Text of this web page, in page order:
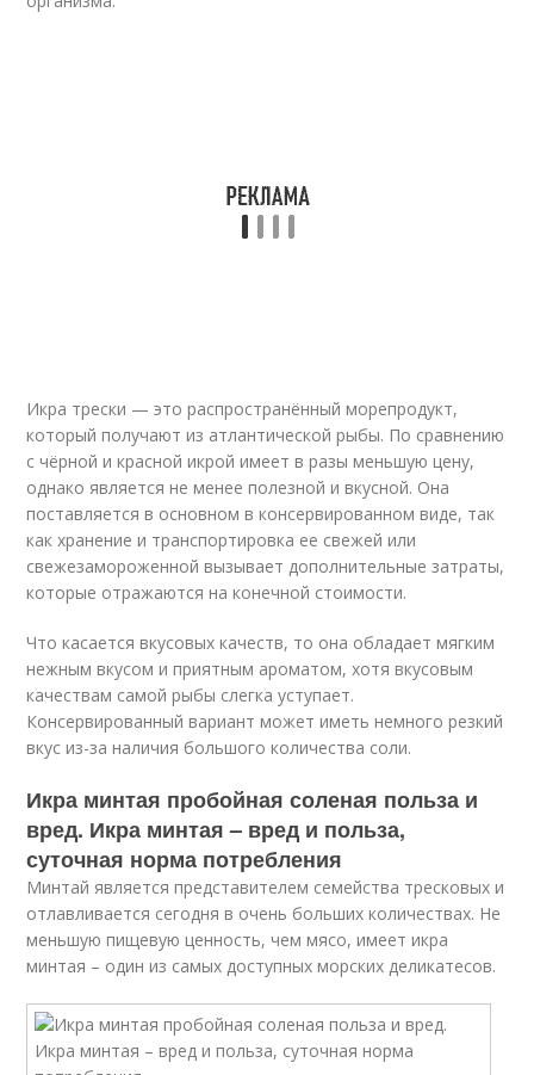
Икра трески — это распространённый морепродукт,
который получают из атлантической рыбы. По сравнению
с чёрной и красной икрой имеет в разы меньшую цену,
однако является не менее полезной и вкусной. Она
поставляется в основном в консервированном виде, так
как хранение и транспортировка ее свежей или
свежезамороженной вызывает дополнительные затраты,
которые отражаются на конечной стоимости.
Что касается вкусовых качеств, то она обладает мягким
нежным вкусом и приятным ароматом, хотя вкусовым
качествам самой рыбы слегка уступает.
Консервированный вариант может иметь немного резкий
вкус из-за наличия большого количества соли.
Икра минтая пробойная соленая польза и
вред. Икра минтая – вред и польза,
суточная норма потребления
Минтай является представителем семейства тресковых и
отлавливается сегодня в очень больших количествах. Не
меньшую пищевую ценность, чем мясо, имеет икра
минтая – один из самых доступных морских деликатесов.